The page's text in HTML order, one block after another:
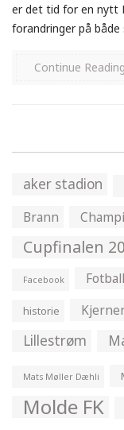
er det tid for en nytt
forandringer på
Continue Reading
aker stadion
Brann
Cupfinalen
Facebook
historie
Lillestrøm
Mats Møller Dæhli
Molde FK